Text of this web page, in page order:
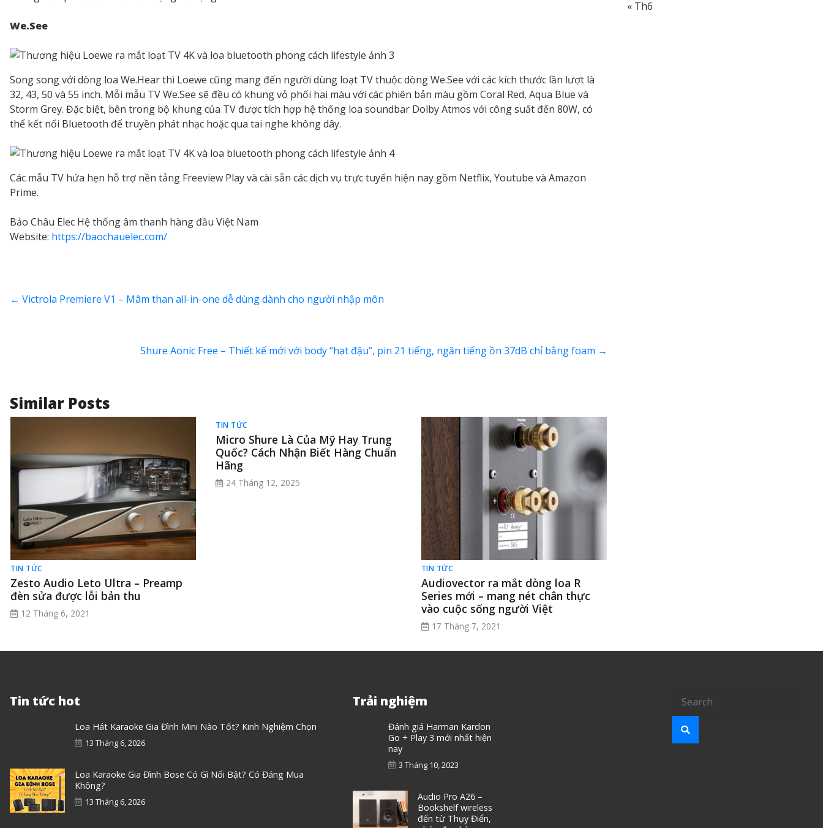
We.See
Song song với dòng loa We.Hear thì Loewe cũng mang đến người dùng loạt TV thuộc dòng We.See với các kích thước lần lượt là
32, 43, 50 và 55 inch. Mỗi mẫu TV We.See sẽ đều có khung vỏ phối hai màu với các phiên bản màu gồm Coral Red, Aqua Blue và
Storm Grey. Đặc biệt, bên trong bộ khung của TV được tích hợp hệ thống loa soundbar Dolby Atmos với công suất đến 80W, có
thể kết nối Bluetooth để truyền phát nhạc hoặc qua tai nghe không dây.
Các mẫu TV hứa hẹn hỗ trợ nền tảng Freeview Play và cài sẵn các dịch vụ trực tuyến hiện nay gồm Netflix, Youtube và Amazon
Prime.
Bảo Châu Elec Hệ thống âm thanh hàng đầu Việt Nam
Website: https://baochauelec.com/
← Victrola Premiere V1 – Mâm than all-in-one dễ dùng dành cho người nhập môn
Shure Aonic Free – Thiết kế mới với body “hạt đậu”, pin 21 tiếng, ngăn tiếng ồn 37dB chỉ bằng foam →
Similar Posts
TIN TỨC
Zesto Audio Leto Ultra – Preamp
đèn sửa được lỗi bản thu
12 Tháng 6, 2021
TIN TỨC
Micro Shure Là Của Mỹ Hay Trung
Quốc? Cách Nhận Biết Hàng Chuẩn
Hãng
24 Tháng 12, 2025
TIN TỨC
Audiovector ra mắt dòng loa R
Series mới – mang nét chân thực
vào cuộc sống người Việt
17 Tháng 7, 2021
« Th6
Tin tức hot
Loa Hát Karaoke Gia Đình Mini Nào Tốt? Kinh Nghiệm Chọn
13 Tháng 6, 2026
Loa Karaoke Gia Đình Bose Có Gì Nổi Bật? Có Đáng Mua
Không?
13 Tháng 6, 2026
Trải nghiệm
Đánh giá Harman Kardon
Go + Play 3 mới nhất hiện
nay
3 Tháng 10, 2023
Audio Pro A26 –
Bookshelf wireless
đến từ Thụy Điển,